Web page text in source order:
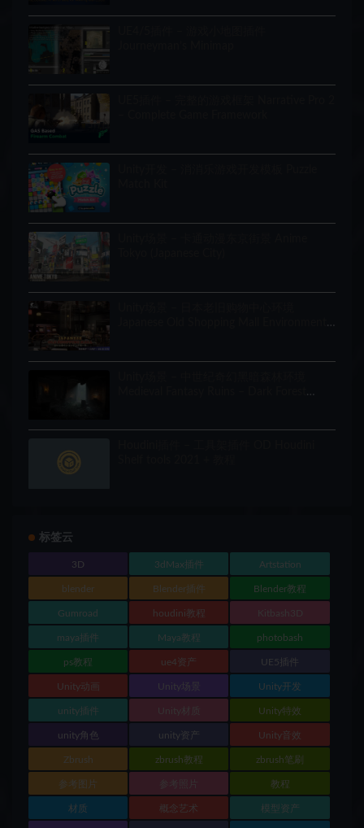
标签云
3D 3dMax插件 Artstation
blender Blender插件 Blender教程
Gumroad houdini教程 Kitbash3D
maya插件 Maya教程 photobash
ps教程 ue4资产 UE5插件
Unity动画 Unity场景 Unity开发
unity插件 Unity材质 Unity特效
unity角色 unity资产 Unity音效
Zbrush zbrush教程 zbrush笔刷
参考图片 参考照片 教程
材质 概念艺术 模型资产